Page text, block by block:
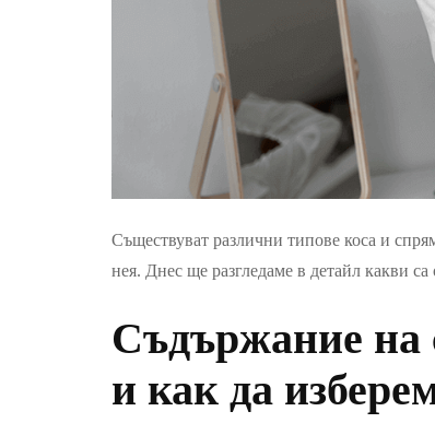
Съществуват различни типове коса и
нея. Днес ще разгледаме в детайл какви
Съдържание на
и как да